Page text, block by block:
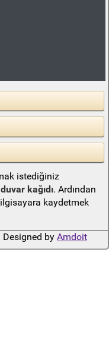
istediğiniz
kağıdı. Ardından
kaydetmek
by Amdoit